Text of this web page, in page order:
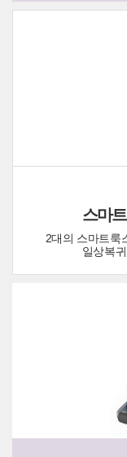
스마
2대의 스마트룩
일상복